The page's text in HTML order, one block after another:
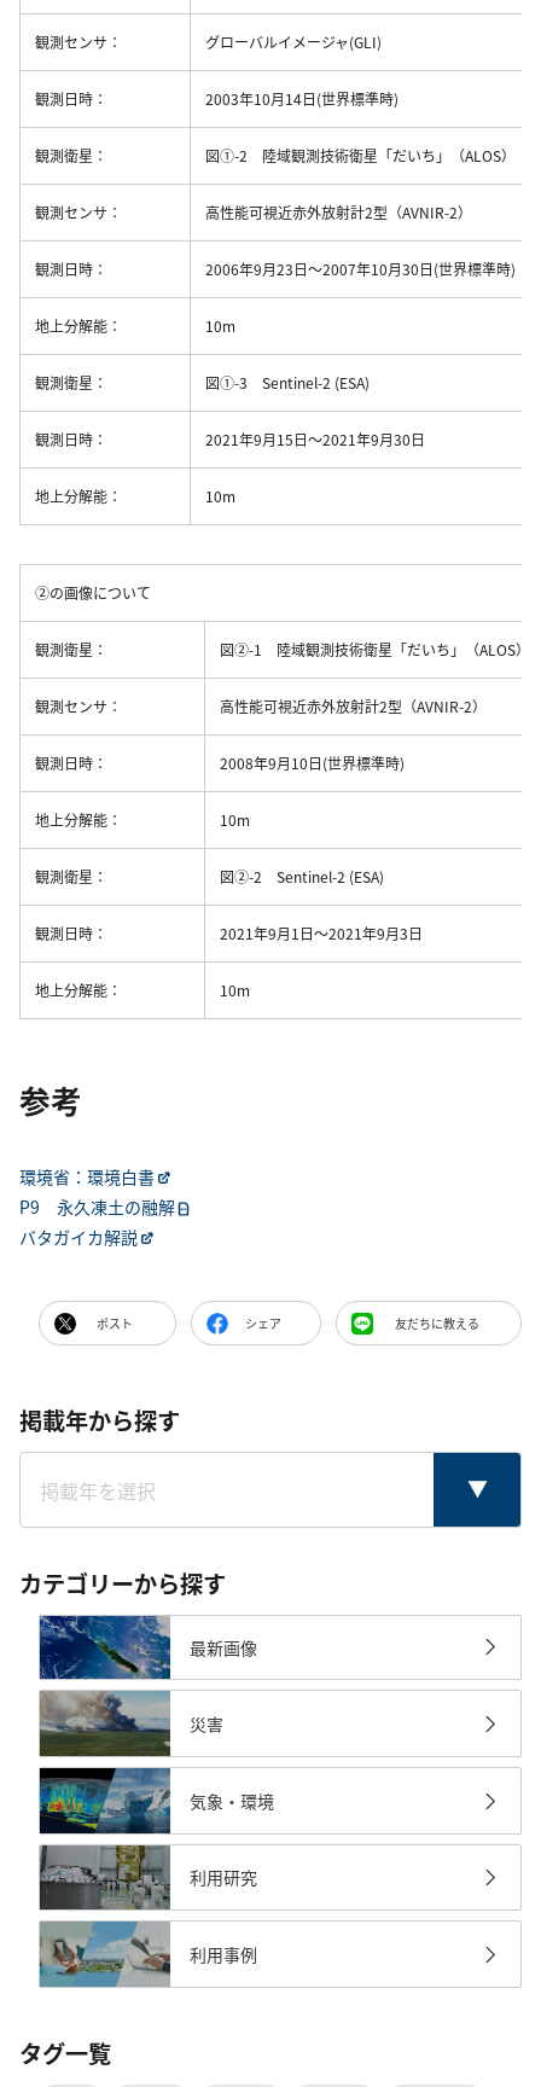
観測センサ： グローバルイメージャ(GLI)
観測日時： 2003年10月14日(世界標準時)
観測衛星： 図①-2 陸域観測技術衛星「だいち」（ALOS）
観測センサ： 高性能可視近赤外放射計2型（AVNIR-2）
観測日時： 2006年9月23日〜2007年10月30日(世界標準時)
地上分解能： 10m
観測衛星： 図①-3 Sentinel-2 (ESA)
観測日時： 2021年9月15日〜2021年9月30日
地上分解能： 10m
②の画像について
観測衛星： 図②-1 陸域観測技術衛星「だいち」（ALOS）
観測センサ： 高性能可視近赤外放射計2型（AVNIR-2）
観測日時： 2008年9月10日(世界標準時)
地上分解能： 10m
観測衛星： 図②-2 Sentinel-2 (ESA)
観測日時： 2021年9月1日〜2021年9月3日
地上分解能： 10m
参考
環境省：環境白書
P9 永久凍土の融解
バタガイカ解説
ポスト シェア 友だちに教える
掲載年から探す
カテゴリーから探す
最新画像
災害
気象・環境
利用研究
利用事例
タグ一覧